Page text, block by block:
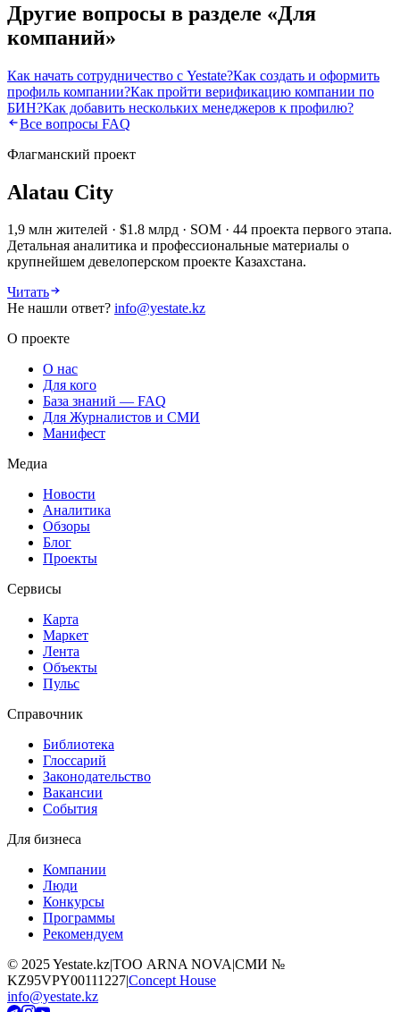
Другие вопросы в разделе «Для
компаний»
Как начать сотрудничество с Yestate?Как создать и оформить
профиль компании?Как пройти верификацию компании по
БИН?Как добавить нескольких менеджеров к профилю?
Все вопросы FAQ
Флагманский проект
Alatau City
1,9 млн жителей · $1.8 млрд · SOM · 44 проекта первого этапа.
Детальная аналитика и профессиональные материалы о
крупнейшем девелоперском проекте Казахстана.
Читать
Не нашли ответ? info@yestate.kz
О проекте
О нас
Для кого
База знаний — FAQ
Для Журналистов и СМИ
Манифест
Медиа
Новости
Аналитика
Обзоры
Блог
Проекты
Сервисы
Карта
Маркет
Лента
Объекты
Пульс
Справочник
Библиотека
Глоссарий
Законодательство
Вакансии
События
Для бизнеса
Компании
Люди
Конкурсы
Программы
Рекомендуем
© 2025Yestate.kz|ТОО ARNA NOVA|СМИ №
KZ95VPY00111227|Concept House
info@yestate.kz